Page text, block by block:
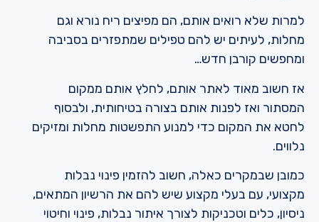
למרות שלא רואים אותם, הם מפיצים ריח נורא וגם
מחלות, לעיתים יש להם טפילים שמתפזרים בסביבה
ומחפשים קורבן חדש…
אז חשוב מאוד לאתר אותם, לחלץ אותם ממקום
המסתור ואז לפנות אותם בצורה בטיחותית, ולבסוף
לחטא את המקום כדי למנוע התפשטות מחלות ומזיקים
נלווים.
כמובן שבמקרים כאלה, חשוב להזמין פינוי נבלות
מקצועי, עם בעלי מקצוע שיש להם את הרשיון המתאים,
ניסיון, כלים וטכניקות לצורך איתור נבלות, פינוי וחיטוי